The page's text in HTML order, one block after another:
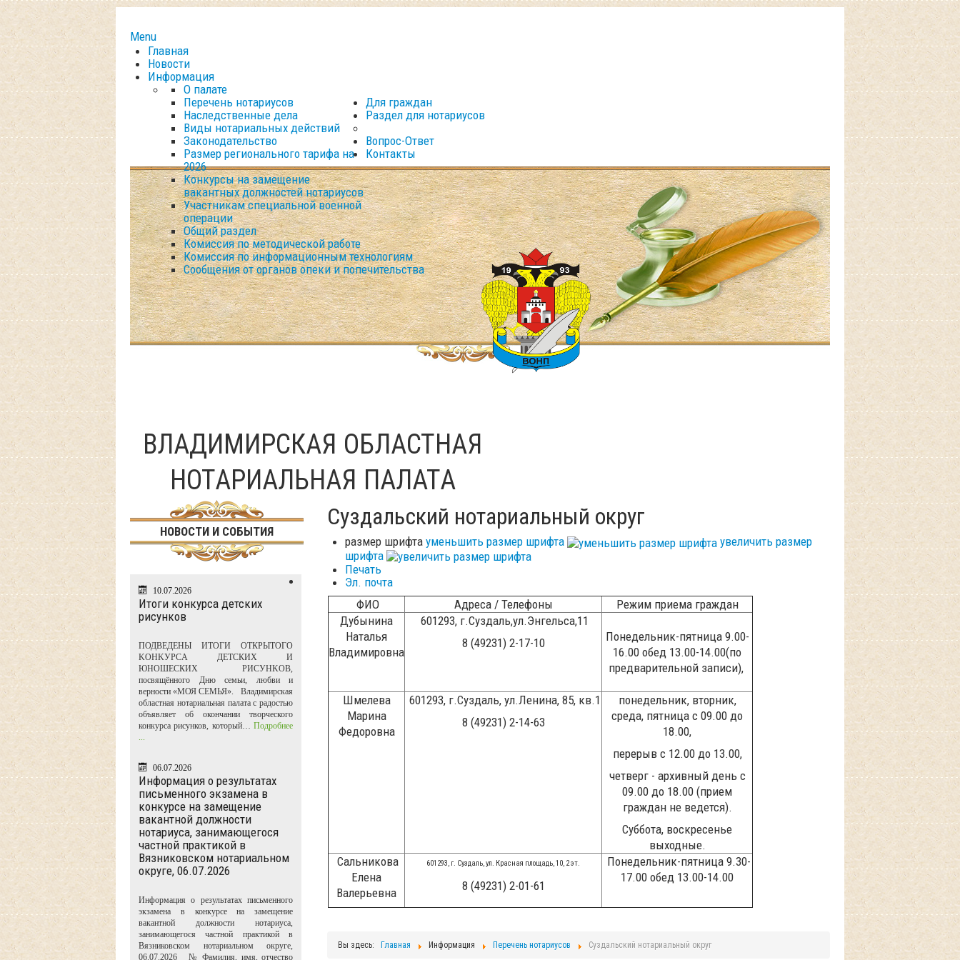
Menu
Главная
Новости
Информация
О палате
Перечень нотариусов
Наследственные дела
Виды нотариальных действий
Законодательство
Размер регионального тарифа на
2026
Конкурсы на замещение
вакантных должностей нотариусов
Участникам специальной военной
операции
Для граждан
Раздел для нотариусов
Общий раздел
Комиссия по методической работе
Комиссия по информационным технологиям
Сообщения от органов опеки и попечительства
Вопрос-Ответ
Контакты
ВЛАДИМИРСКАЯ ОБЛАСТНАЯ
НОТАРИАЛЬНАЯ ПАЛАТА
НОВОСТИ И СОБЫТИЯ
10.07.2026
Итоги конкурса детских
рисунков
ПОДВЕДЕНЫ ИТОГИ ОТКРЫТОГО
KOHKУPCA ДЕТСКИХ И
ЮНОШЕСКИХ PИCУHKOB,
посвящённого Дню семьи, любви и
верности «МОЯ СЕМЬЯ». Владимирская
областная нотариальная палата с радостью
объявляет об окончании творческого
конкурса рисунков, который… Подробнее
...
06.07.2026
Информация о результатах
письменного экзамена в
конкурсе на замещение
вакантной должности
нотариуса, занимающегося
частной практикой в
Вязниковском нотариальном
округе, 06.07.2026
Информация о результатах письменного
экзамена в конкурсе на замещение
вакантной должности нотариуса,
занимающегося частной практикой в
Вязниковском нотариальном округе,
06.07.2026 № Фамилия, имя, отчество
Суздальский нотариальный округ
размер шрифта уменьшить размер шрифта
увеличить размер
шрифта
Печать
Эл. почта
ФИО
Адреса / Телефоны
Режим приема граждан
Дубынина
Наталья
Владимировна
601293, г.Суздаль,ул.Энгельса,11
8 (49231) 2-17-10
Понедельник-пятница 9.00-
16.00 обед 13.00-14.00(по
предварительной записи),
Шмелева
Марина
Федоровна
601293, г.Суздаль, ул.Ленина, 85, кв.1
8 (49231) 2-14-63
понедельник, вторник,
среда, пятница с 09.00 до
18.00,
перерыв с 12.00 до 13.00,
четверг - архивный день с
09.00 до 18.00 (прием
граждан не ведется).
Суббота, воскресенье
выходные.
Сальникова
Елена
Валерьевна
601293, г. Суздаль, ул. Красная площадь, 10, 2 эт.
8 (49231) 2-01-61
Понедельник-пятница 9.30-
17.00 обед 13.00-14.00
Вы здесь: Главная Информация Перечень нотариусов Суздальский нотариальный округ